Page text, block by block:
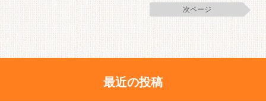
次ページ
最近の投稿